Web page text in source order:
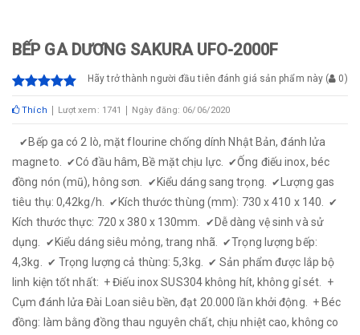
BẾP GA DƯƠNG SAKURA UFO-2000F
Hãy trở thành người đầu tiên đánh giá sản phẩm này ( 0)
Thích Lượt xem: 1741 Ngày đăng: 06/06/2020
✔ Bếp ga có 2 lò, mặt flourine chống dính Nhật Bản, đánh lửa
magneto. ✔Có đầu hâm, Bề mặt chịu lực. ✔Ống điếu inox, béc
đồng nón (mũ), hông sơn.
✔ Kiểu dáng sang trọng. ✔
Lượng gas
tiêu thụ: 0,42kg/h. ✔ Kích thước thùng (mm): 730 x 410 x 140. ✔
Kích thước thực: 720 x 380 x 130mm. ✔ Dễ dàng vệ sinh và sử
dụng.
✔ Kiểu dáng siêu mỏng, trang nhã. ✔Trọng lượng bếp:
4,3kg.
✔ Trọng lượng cả thùng: 5,3kg. ✔ Sản phẩm được lắp bộ
linh kiện tốt nhất: + Điếu inox SUS304 không hít, không gỉ sét. +
Cụm đánh lửa Đài Loan siêu bền, đạt 20.000 lần khởi động. + Béc
đồng: làm bằng đồng thau nguyên chất, chịu nhiệt cao, không co